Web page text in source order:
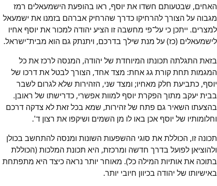
האחים, שבטעותם חשדו את יוסף, ראו בהופעת הישמעאלים רמז
מגבוה על הצורך להרחיקו כדרך שהרחיק אברהם בזמנו את ישמעאל
למצרים. ייתכן כי על־פי מחשבה זו הציע יהודה למכור את יוסף אחיו
לישמעאלים (כז) על מנת שילך בדרכם, ויתנתק גם הוא מבית־ישראל.
בזאת התגלתה תכונתו המיוחדת של יהודה, המנסה לרכז את כל
המגמות תחת קורת גג אחת: מצד אחד, הצורך לבטל את דרכו של
יוסף, כתביעת חלק מאחיו; ומצד שני, הזהירות שלא לגרום לשבר
בבית יעקב מתוך הפקרת יוסף למוות אפשרי, כדרישתו של ראובן.
בהצעתו השאיר גם פתח של זהירות, שמא בכל זאת לא צדקה דרכם
וחלומותיו של יוסף אכן באו לו מן השמים ושיקפו את רצון ד'.
תכונה זו, הכוללת את סוגי ההשפעות השונות ומנסה להתחשב בכולן
ולהוציאן לפועל בדרך חדשה ומרכזת, היא תכונת המלכות (הכוללת
בתוכה את אותיות המילה כל). מאוחר יותר נראה כיצד היא מתפתחת
באישיותו של יהודה בכיוון חיובי יותר.